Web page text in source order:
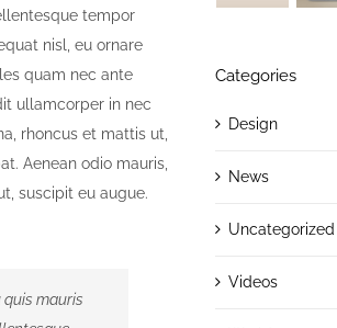
tempor
nisl, eu ornare
quam nec ante
ullamcorper in nec
rhoncus et mattis ut,
Aenean odio mauris,
suscipit eu augue.
mauris
Categories
Design
News
Uncategorized
Videos